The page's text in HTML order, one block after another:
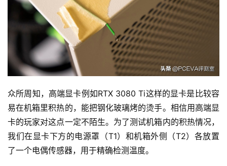
众所周知，高端显卡例如RTX 3080 Ti这样的显卡是比较容
易在机箱里积热的，能把钢化玻璃烤的烫手。相信用高端显
卡的玩家对这点一定不陌生。为了测试机箱内的积热情况，
我们在显卡下方的电源罩（T1）和机箱外侧（T2）各放置
了一个电偶传感器，用于精确检测温度。